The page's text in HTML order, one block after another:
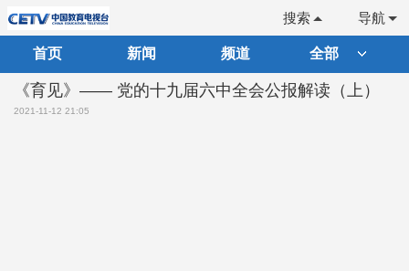
导航
搜索
首页 新闻 频道 全部
《育见》—— 党的十九届六中全会公报解读（上）
2021-11-12 21:05